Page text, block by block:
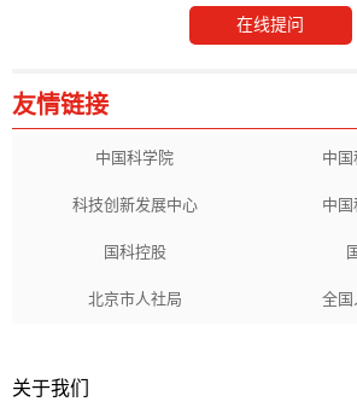
在线提问
友情链接
中国科学院 中
科技创新发展中心 中国
国科控股
北京市人社局 全国
关于我们